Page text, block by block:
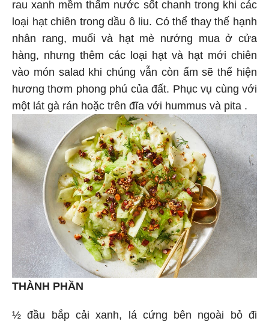
rau xanh mềm thấm nước sốt chanh trong khi các
loại hạt chiên trong dầu ô liu. Có thể thay thế hạnh
nhân rang, muối và hạt mè nướng mua ở cửa
hàng, nhưng thêm các loại hạt và hạt mới chiên
vào món salad khi chúng vẫn còn ấm sẽ thể hiện
hương thơm phong phú của đất. Phục vụ cùng với
một lát gà rán hoặc trên đĩa với hummus và pita .
THÀNH PHẦN
½ đầu bắp cải xanh, lá cứng bên ngoài bỏ đi